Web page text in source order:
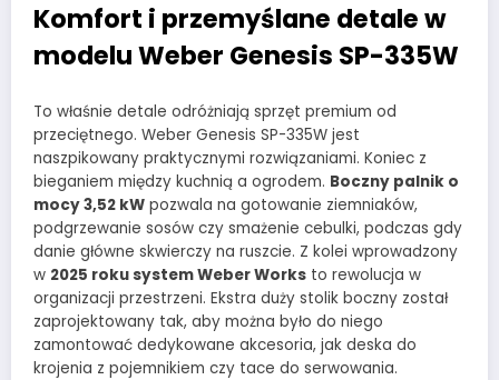
Komfort i przemyślane detale w
modelu Weber Genesis SP-335W
To właśnie detale odróżniają sprzęt premium od
przeciętnego. Weber Genesis SP-335W jest
naszpikowany praktycznymi rozwiązaniami. Koniec z
bieganiem między kuchnią a ogrodem. Boczny palnik o
mocy 3,52 kW pozwala na gotowanie ziemniaków,
podgrzewanie sosów czy smażenie cebulki, podczas gdy
danie główne skwierczy na ruszcie. Z kolei wprowadzony
w 2025 roku system Weber Works to rewolucja w
organizacji przestrzeni. Ekstra duży stolik boczny został
zaprojektowany tak, aby można było do niego
zamontować dedykowane akcesoria, jak deska do
krojenia z pojemnikiem czy tace do serwowania.